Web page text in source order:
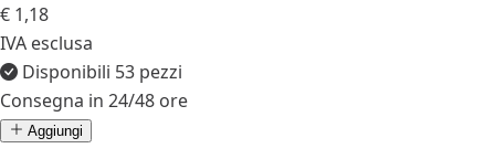
€ 1,18
IVA esclusa
Disponibili 53 pezzi
Consegna in 24/48 ore
Aggiungi